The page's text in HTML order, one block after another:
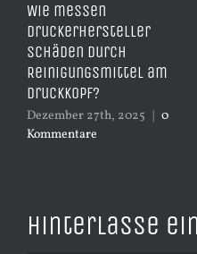
Wie messen
Druckerhersteller
Schäden durch
Reinigungsmittel am
Druckkopf?
Dezember 27th, 2025 | 0
Kommentare
Hinterlasse